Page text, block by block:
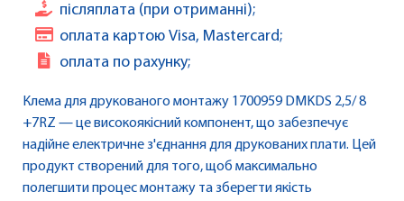
післяплата (при отриманні);
оплата картою Visa, Mastercard;
оплата по рахунку;
Клема для друкованого монтажу 1700959 DMKDS 2,5/ 8
+7RZ — це високоякісний компонент, що забезпечує
надійне електричне з'єднання для друкованих плати. Цей
продукт створений для того, щоб максимально
полегшити процес монтажу та зберегти якість